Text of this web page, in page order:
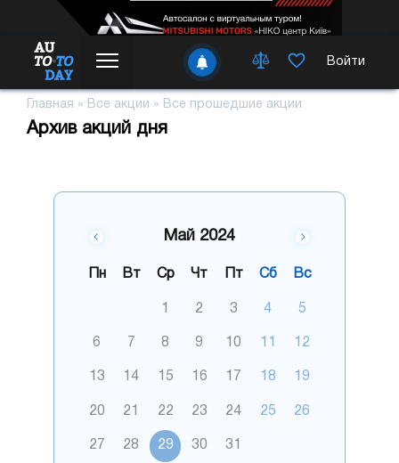
Войти
Главная » Все акции » Все прошедшие акции
Архив акций дня
Май 2024
Пн Вт Ср Чт Пт Сб Вс
1 2 3 4 5
6 7 8 9 10 12
13 14 15 16 17 18 19
20 21 22 23 24 25 26
27 28 29 30 31